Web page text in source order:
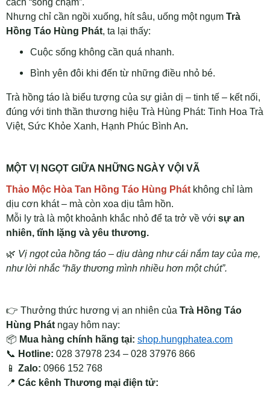
cách “sống chậm”.
Nhưng chỉ cần ngồi xuống, hít sâu, uống một ngụm Trà
Hồng Táo Hùng Phát, ta lại thấy:
Cuộc sống không cần quá nhanh.
Bình yên đôi khi đến từ những điều nhỏ bé.
Trà hồng táo là biểu tượng của sự giản dị – tinh tế – kết nối,
đúng với tinh thần thương hiệu Trà Hùng Phát: Tinh Hoa Trà
Việt, Sức Khỏe Xanh, Hạnh Phúc Bình An.
MỘT VỊ NGỌT GIỮA NHỮNG NGÀY VỘI VÃ
Thảo Mộc Hòa Tan Hồng Táo Hùng Phát không chỉ làm
dịu cơn khát – mà còn xoa dịu tâm hồn.
Mỗi ly trà là một khoảnh khắc nhỏ để ta trở về với sự an
nhiên, tĩnh lặng và yêu thương.
🌿 Vị ngọt của hồng táo – dịu dàng như cái nắm tay của mẹ,
như lời nhắc “hãy thương mình nhiều hơn một chút”.
👉 Thưởng thức hương vị an nhiên của Trà Hồng Táo
Hùng Phát ngay hôm nay:
📦 Mua hàng chính hãng tại: shop.hungphatea.com
📞 Hotline: 028 37978 234 – 028 37976 866
📱 Zalo: 0966 152 768
📍 Các kênh Thương mại điện tử: